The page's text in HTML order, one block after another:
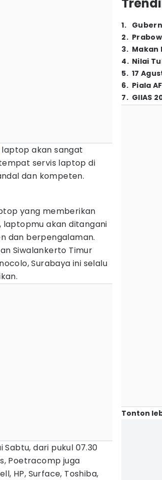
laptop akan sangat
servis laptop di
dan kompeten.
yang memberikan
laptopmu akan ditangani
dan berpengalaman.
Siwalankerto Timur
Surabaya ini selalu
dari pukul 07.30
Poetracomp juga
HP, Surface, Toshiba,
1.
2.
3. Makan
4. Nilai
5. 17
6. Piala
7. GIIAS
Tonton